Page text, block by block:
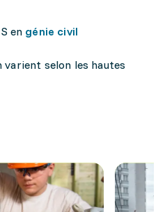
en génie civil
selon les hautes